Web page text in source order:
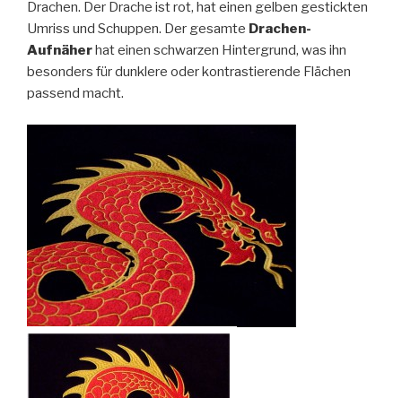
Drachen. Der Drache ist rot, hat einen gelben gestickten
Umriss und Schuppen. Der gesamte Drachen-
Aufnäherhat einen schwarzen Hintergrund, was ihn
besonders für dunklere oder kontrastierende Flächen
passend macht.